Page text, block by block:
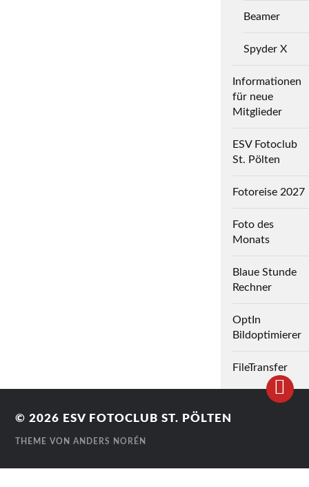
Beamer
Spyder X
Informationen
für neue
Mitglieder
ESV Fotoclub
St. Pölten
Fotoreise 2027
Foto des
Monats
Blaue Stunde
Rechner
OptIn
Bildoptimierer
FileTransfer
© 2026 ESV FOTOCLUB ST. PÖLTEN
THEME VONANDERS NORÉN